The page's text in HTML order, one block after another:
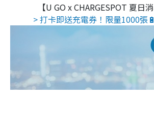
【U GO x CHARGESPOT 夏日消
> 打卡即送充電券！限量1000張